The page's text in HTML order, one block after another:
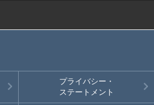
プライバシー・
ステートメント